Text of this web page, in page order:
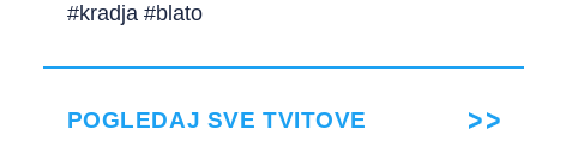
#kradja #blato
POGLEDAJ SVE TVITOVE